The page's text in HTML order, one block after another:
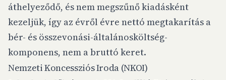
áthelyeződő, és nem megszűnő kiadásként
kezeljük, így az évről évre nettó megtakarítás a
bér- és összevonási-általánosköltség-
komponens, nem a bruttó keret.
Nemzeti Koncessziós Iroda (NKOI)